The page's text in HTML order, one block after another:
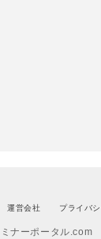
運営会社 プライバ
ナーポータル.com